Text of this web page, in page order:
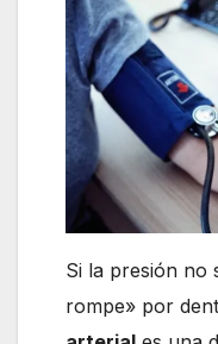
Si la presión no
rompe» por